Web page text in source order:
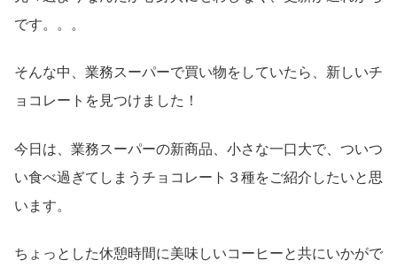
です。。。
そんな中、業務スーパーで買い物をしていたら、新しいチ
ョコレートを見つけました！
今日は、業務スーパーの新商品、小さな一口大で、ついつ
い食べ過ぎてしまうチョコレート３種をご紹介したいと思
います。
ちょっとした休憩時間に美味しいコーヒーと共にいかがで